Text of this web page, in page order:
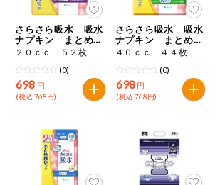
さらさら吸水 吸水
ナプキン まとめ買
いパック
２０ｃｃ ５２枚
(0)
698 円
(税込 768円)
さらさら吸水 吸水
ナプキン まとめ買
いパック
４０ｃｃ ４４枚
(0)
698 円
(税込 768円)